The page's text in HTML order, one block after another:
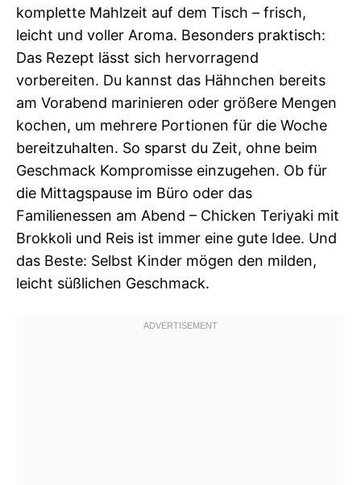
komplette Mahlzeit auf dem Tisch – frisch,
leicht und voller Aroma. Besonders praktisch:
Das Rezept lässt sich hervorragend
vorbereiten. Du kannst das Hähnchen bereits
am Vorabend marinieren oder größere Mengen
kochen, um mehrere Portionen für die Woche
bereitzuhalten. So sparst du Zeit, ohne beim
Geschmack Kompromisse einzugehen. Ob für
die Mittagspause im Büro oder das
Familienessen am Abend – Chicken Teriyaki mit
Brokkoli und Reis ist immer eine gute Idee. Und
das Beste: Selbst Kinder mögen den milden,
leicht süßlichen Geschmack.